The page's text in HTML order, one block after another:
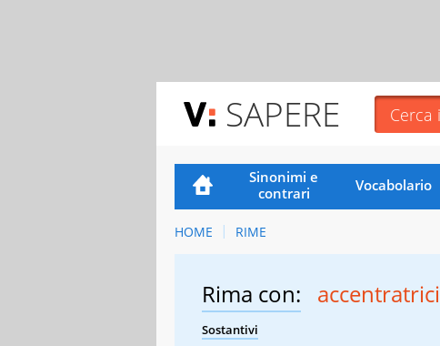
SAPERE
Sinonimi e
contrari
Vocabolario
HOME RIME
Rima con: accentratrici
Sostantivi